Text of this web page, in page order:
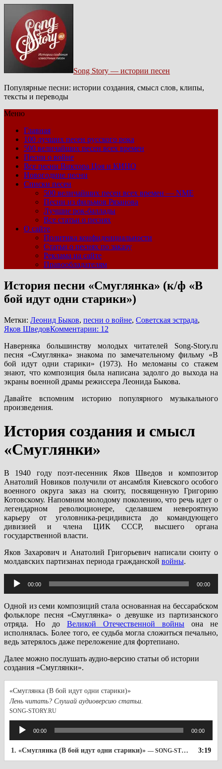
Song Story — истории песен
Популярные песни: истории создания, смысл слов, клипы,
тексты и переводы
Меню
Главная
100 лучших песен русского рока
500 величайших песен всех времен
Песни о войне
Все песни Виктора Цоя и КИНО
Новогодние песни
Списки песен
500 величайших песен всех времен — NME
Песни из фильмов Рязанова
Лучшие рок-баллады
Все статьи о песнях
О сайте
Политика конфиденциальности
Статьи о песнях по заказу
Реклама на сайте
Правообладателям
История песни «Смуглянка» (к/ф «В
бой идут одни старики»)
Метки: Леонид Быков, песни о войне, Советская эстрада,
Яков ШведовКомментарии: 12
Наверняка большинству молодых читателей Song-Story.ru
песня «Смуглянка» знакома по замечательному фильму «В
бой идут одни старики» (1973). Но меломаны со стажем
знают, что композиция была написана задолго до выхода на
экраны военной драмы режиссера Леонида Быкова.
Давайте вспомним историю популярного музыкального
произведения.
История создания и смысл
«Смуглянки»
В 1940 году поэт-песенник Яков Шведов и композитор
Анатолий Новиков получили от ансамбля Киевского особого
военного округа заказ на сюиту, посвященную Григорию
Котовскому. Напомним молодому поколению, что речь идет о
легендарном революционере, сделавшем невероятную
карьеру от уголовника-рецидивиста до командующего
дивизией и члена ЦИК СССР, высшего органа
государственной власти.
Яков Захарович и Анатолий Григорьевич написали сюиту о
молдавских партизанах периода гражданской войны.
Аудиоплеер
00:00 00:00
Одной из семи композиций стала основанная на бессарабском
фольклоре песня «Смуглянка» о девушке из партизанского
отряда. Но до Великой Отечественной войны она не
исполнялась. Более того, ее судьба могла сложиться печально,
ведь затерялось даже переложение для фортепиано.
Далее можно послушать аудио-версию статьи об истории
создания «Смуглянки».
«Смуглянка (В бой идут одни старики)»
Лень читать? Слушай аудиоверсию статьи.
SONG-STORY.RU
Аудиоплеер
00:00 00:00
1. «Смуглянка (В бой идут одни старики)» — SONG-STORY.RU 3:19